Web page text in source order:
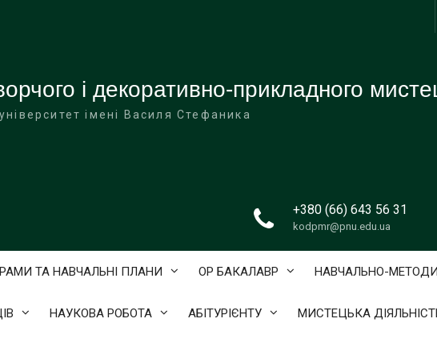
і декоративно-прикладного
імені Василя Стефаника
+380 (66) 643 56 31
kodpmr@pnu.edu.ua
ТА НАВЧАЛЬНІ ПЛАНИ ОР БАКАЛАВР НАВЧАЛЬНО-
НАУКОВА РОБОТА АБІТУРІЄНТУ МИСТЕЦЬКА